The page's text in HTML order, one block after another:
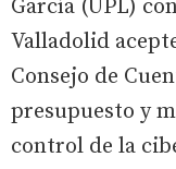
García (UPL)
Valladolid
Consejo de
presupuesto y
control de la